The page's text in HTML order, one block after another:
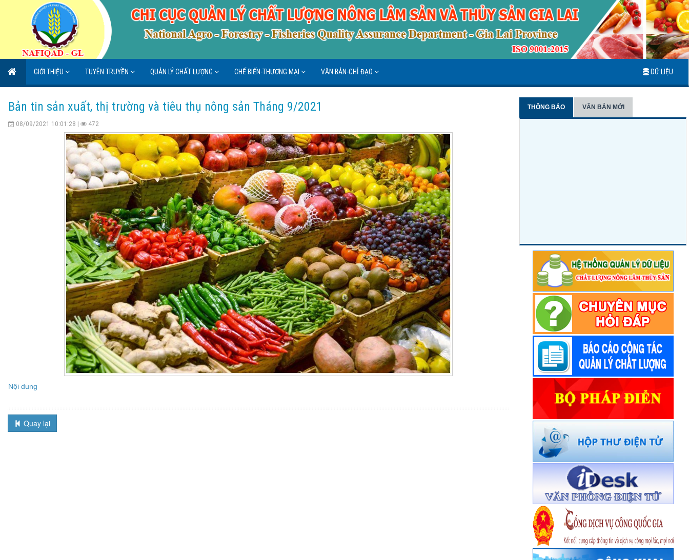
GIỚI THIỆU TUYÊN TRUYỀN QUẢN LÝ CHẤT LƯỢNG CHẾ BIẾN-THƯƠNG MẠI VĂN BẢN-CHỈ ĐẠO DỮ LIỆU
Bản tin sản xuất, thị trường và tiêu thụ nông sản Tháng 9/2021
08/09/2021 10:01:28 | 472
Nội dung
Quay lại
THÔNG BÁO VĂN BẢN MỚI